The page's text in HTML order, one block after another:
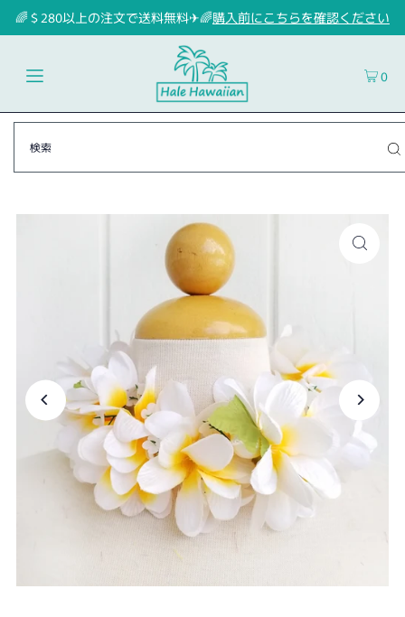
🌈＄280以上の注文で送料無料✈🌈購入前にこちらを確認ください
0